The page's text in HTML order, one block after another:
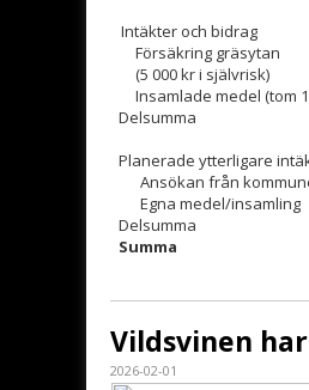
Intäkter och bidrag
Försäkring gräsytan
(5 000 kr i självrisk)
Insamlade medel (tom
Delsumma
Planerade ytterligare
Ansökan från
Egna medel/insamling
Delsumma
Summa
Vildsvinen
2026-02-01